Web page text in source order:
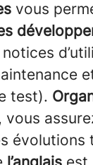
vous
test).
vous
évolutions